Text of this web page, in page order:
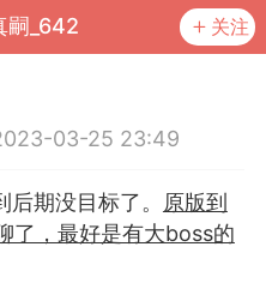
嗣_642 关注
03-25 23:49
期没目标了。 原版到
了，最好是有大boss的